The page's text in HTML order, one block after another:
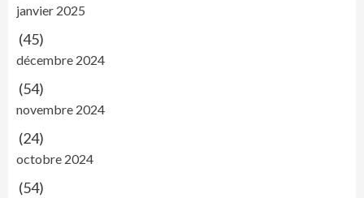
janvier 2025
(45)
décembre 2024
(54)
novembre 2024
(24)
octobre 2024
(54)